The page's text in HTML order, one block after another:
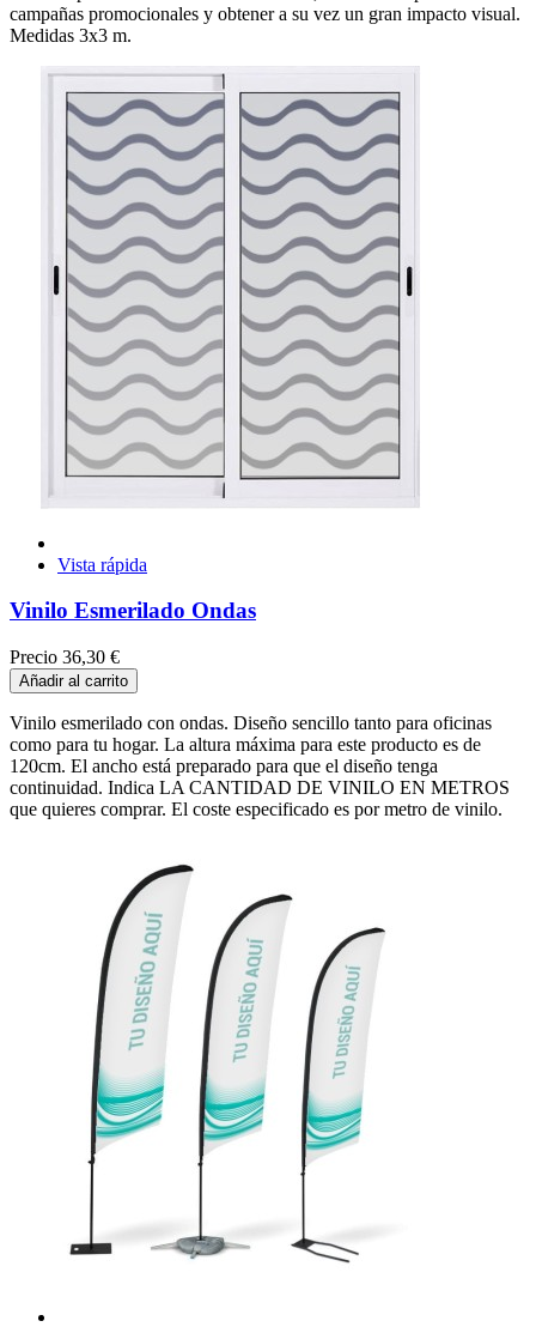
campañas promocionales y obtener a su vez un gran impacto visual.
Medidas 3x3 m.
Vista rápida
Vinilo Esmerilado Ondas
Precio 36,30 €
Añadir al carrito
Vinilo esmerilado con ondas. Diseño sencillo tanto para oficinas
como para tu hogar. La altura máxima para este producto es de
120cm. El ancho está preparado para que el diseño tenga
continuidad. Indica LA CANTIDAD DE VINILO EN METROS
que quieres comprar. El coste especificado es por metro de vinilo.